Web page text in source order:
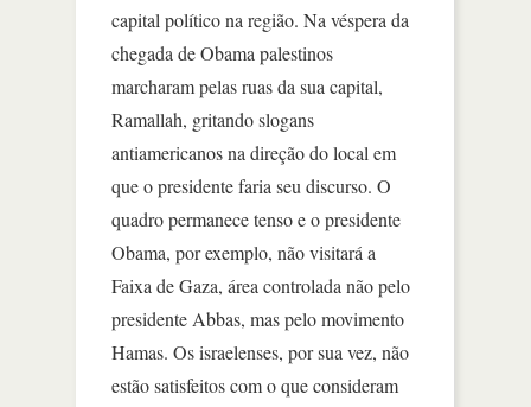
capital político na região. Na véspera da
chegada de Obama palestinos
marcharam pelas ruas da sua capital,
Ramallah, gritando slogans
antiamericanos na direção do local em
que o presidente faria seu discurso. O
quadro permanece tenso e o presidente
Obama, por exemplo, não visitará a
Faixa de Gaza, área controlada não pelo
presidente Abbas, mas pelo movimento
Hamas. Os israelenses, por sua vez, não
estão satisfeitos com o que consideram